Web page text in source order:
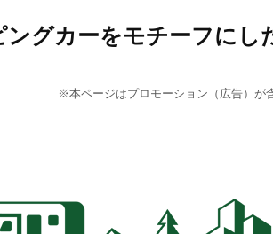
ングカーをモチーフにし
※本ページはプロモーション（広告）が